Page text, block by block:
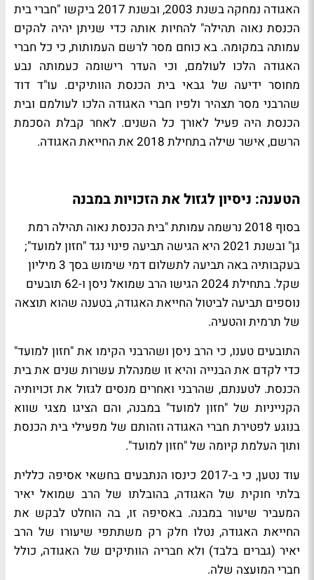
האגודה נמחקה בשנת 2003, ובשנת 2017 ביקשו "חברי בית
הכנסת נאוה תהילה" להחיות אותה כדי שניתן יהיה להקים
עמותה במקומה. בא כוחם מסר לרשם העמותות, כי כל חברי
האגודה הלכו לעולמם, וכי העדר רישומה כעמותה נבע
מחוסר ידיעה של גבאי בית הכנסת הוותיקים. עו"ד דוד
שהרבני מסר תצהיר ולפיו חברי האגודה הלכו לעולמם ובית
הכנסת היה פעיל לאורך כל השנים. לאחר קבלת הסכמת
הרשם, אישר שילה בתחילת 2018 את החייאת האגודה.
הטענה: ניסיון לגזול את הזכויות במבנה
בסוף 2018 נרשמה עמותת "בית הכנסת נאוה תהילה רמת
גן" ובשנת 2021 היא הגישה תביעה פינוי נגד "חזון למועד";
בעקבותיה באה תביעה לתשלום דמי שימוש בסך 3 מיליון
שקל. בתחילת 2024 הגישו הרב שמואל ניסן ו-62 תובעים
נוספים תביעה לביטול החייאת האגודה, בטענה שהוא תוצאה
של תרמית והטעיה.
התובעים טענו, כי הרב ניסן ושהרבני הקימו את "חזון למועד"
כדי לקדם את הבנייה והיא זו שמנהלת עשרות שנים את בית
הכנסת. לטענתם, שהרבני ואחרים מנסים לגזול את זכויותיה
הקנייניות של "חזון למועד" במבנה, והם הציגו מצגי שווא
בנוגע לפטירת חברי האגודה וזהותם של מפעילי בית הכנסת
ותוך העלמת קיומה של "חזון למועד".
עוד נטען, כי ב-2017 כינסו הנתבעים בחשאי אסיפה כללית
בלתי חוקית של האגודה, בהובלתו של הרב שמואל יאיר
המעביר שיעור במבנה. באסיפה זו, בה הוחלט לבקש את
החייאת האגודה, נטלו חלק רק משתתפי שיעורו של הרב
יאיר (גברים בלבד) ולא חבריה הוותיקים של האגודה, כולל
חברי המועצה שלה.